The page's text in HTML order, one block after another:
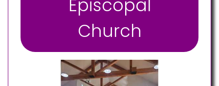
Episcopal
Church